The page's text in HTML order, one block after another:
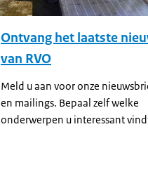
Ontvang het laatste
van RVO
Meld u aan voor onze
en mailings. Bepaal zelf welke
onderwerpen u interessant